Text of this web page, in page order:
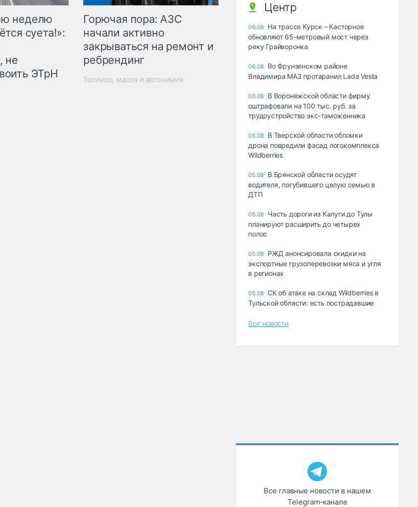
неделю
суета!»:
не
ЭТрН
Горючая пора: АЗС
начали активно
закрываться на ремонт и
ребрендинг
Топливо, масла и автохимия
Центр
06.08 На трассе Курск – Касторное
обновляют 65-метровый мост через
реку Грайворонка
06.08 Во Фрунзенском районе
Владимира МАЗ протаранил Lada Vesta
06.08 В Воронежской области фирму
оштрафовали на 100 тыс. руб. за
трудоустройство экс-таможенника
06.08 В Тверской области обломки
дрона повредили фасад логокомплекса
Wildberries
05.08 В Брянской области осудят
водителя, погубившего целую семью в
ДТП
05.08 Часть дороги из Калуги до Тулы
планируют расширить до четырех
полос
05.08 РЖД анонсировала скидки на
экспортные грузоперевозки мяса и угля
в регионах
05.08 СК об атаке на склад Wildberries в
Тульской области: есть пострадавшие
Все новости
Все главные новости в нашем
Telegram‑канале